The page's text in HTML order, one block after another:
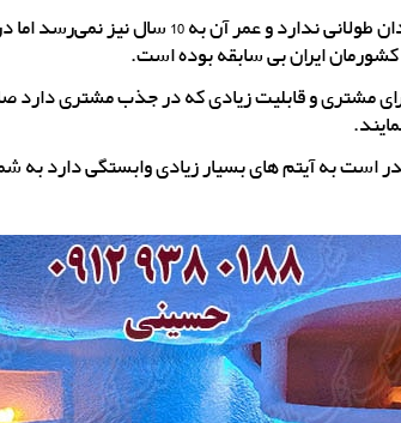
ساخت اتاق نمکی در ایران سابقه چندان
ایران بی سابقه بوده است.
مشتری و قابلیت زیادی که در جذب مشتری دارد
به آیتم های بسیار زیادی وابستگی دارد به